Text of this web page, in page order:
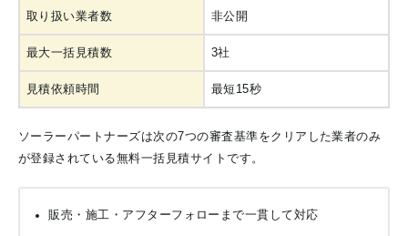
取り扱い業者数 非公開
最大一括見積数 3社
見積依頼時間 最短15秒
ソーラーパートナーズは次の7つの審査基準をクリアした業者のみ
が登録されている無料一括見積サイトです。
販売・施工・アフターフォローまで一貫して対応